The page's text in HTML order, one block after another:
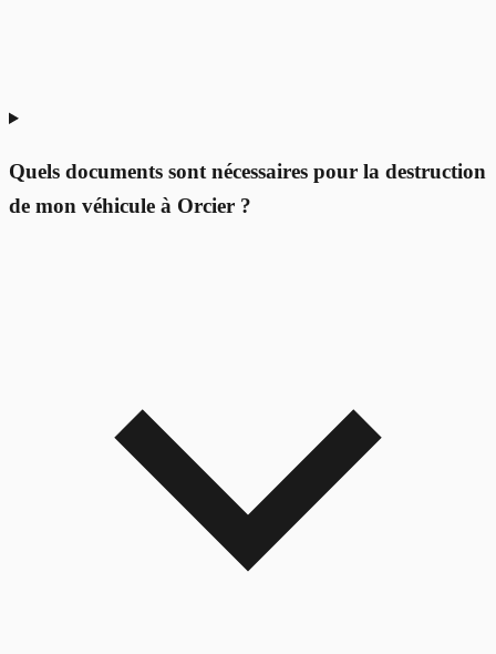
Quels documents sont nécessaires pour la destruction
de mon véhicule à Orcier ?